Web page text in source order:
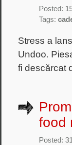
Posted:
Tags:
Stress a
Undoo.
fi descărcat
food
Posted: